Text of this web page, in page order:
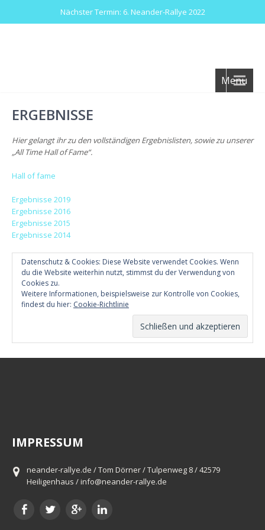
Nächster Termin: 6. Neander-Rallye 2022
Menu
ERGEBNISSE
Hier gelangt ihr zu den vollständigen Ergebnislisten, sowie zu unserer
„All Time Hall of Fame“.
Hall of fame
Ergebnisse 2019
Ergebnisse 2016
Ergebnisse 2015
Ergebnisse 2014
Datenschutz & Cookies: Diese Website verwendet Cookies. Wenn
du die Website weiterhin nutzt, stimmst du der Verwendung von
Cookies zu.
Weitere Informationen, beispielsweise zur Kontrolle von Cookies,
findest du hier: Cookie-Richtlinie
IMPRESSUM
neander-rallye.de / Tom Dörner / Tulpenweg 8 / 42579
Heiligenhaus / info@neander-rallye.de